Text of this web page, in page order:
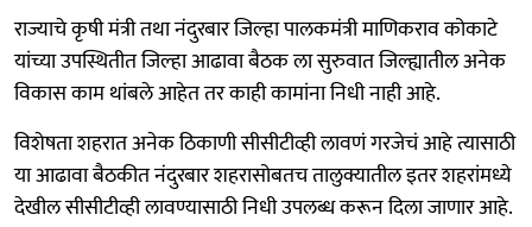
राज्याचे कृषी मंत्री तथा नंदुरबार जिल्हा पालकमंत्री माणिकराव कोकाटे
यांच्या उपस्थितीत जिल्हा आढावा बैठक ला सुरुवात जिल्ह्यातील अनेक
विकास काम थांबले आहेत तर काही कामांना निधी नाही आहे.
विशेषता शहरात अनेक ठिकाणी सीसीटीव्ही लावणं गरजेचं आहे त्यासाठी
या आढावा बैठकीत नंदुरबार शहरासोबतच तालुक्यातील इतर शहरांमध्ये
देखील सीसीटीव्ही लावण्यासाठी निधी उपलब्ध करून दिला जाणार आहे.